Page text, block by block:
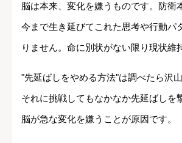
脳は本来、変化を嫌うものです。防衛
今まで生き延びてこれた思考や行動パ
りません。命に別状がない限り現状維
"先延ばしをやめる方法"は調べたら沢
それに挑戦してもなかなか先延ばしを
脳が急な変化を嫌うことが原因です。